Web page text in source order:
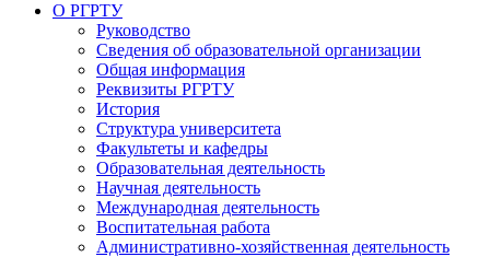
О РГРТУ
Руководство
Сведения об образовательной организации
Общая информация
Реквизиты РГРТУ
История
Структура университета
Факультеты и кафедры
Образовательная деятельность
Научная деятельность
Международная деятельность
Воспитательная работа
Административно-хозяйственная деятельность